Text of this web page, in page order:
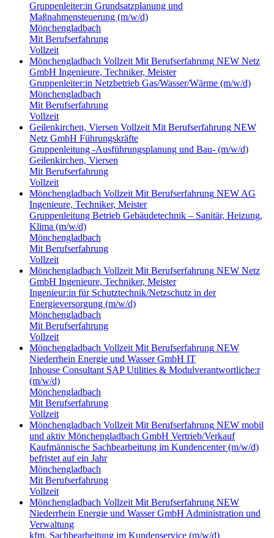
Gruppenleiter:in Grundsatzplanung und
Maßnahmensteuerung (m/w/d)
Mönchengladbach
Mit Berufserfahrung
Vollzeit
Mönchengladbach Vollzeit Mit Berufserfahrung NEW Netz
GmbH Ingenieure, Techniker, Meister
Gruppenleiter:in Netzbetrieb Gas/Wasser/Wärme (m/w/d)
Mönchengladbach
Mit Berufserfahrung
Vollzeit
Geilenkirchen, Viersen Vollzeit Mit Berufserfahrung NEW
Netz GmbH Führungskräfte
Gruppenleitung -Ausführungsplanung und Bau- (m/w/d)
Geilenkirchen, Viersen
Mit Berufserfahrung
Vollzeit
Mönchengladbach Vollzeit Mit Berufserfahrung NEW AG
Ingenieure, Techniker, Meister
Gruppenleitung Betrieb Gebäudetechnik – Sanitär, Heizung,
Klima (m/w/d)
Mönchengladbach
Mit Berufserfahrung
Vollzeit
Mönchengladbach Vollzeit Mit Berufserfahrung NEW Netz
GmbH Ingenieure, Techniker, Meister
Ingenieur:in für Schutztechnik/Netzschutz in der
Energieversorgung (m/w/d)
Mönchengladbach
Mit Berufserfahrung
Vollzeit
Mönchengladbach Vollzeit Mit Berufserfahrung NEW
Niederrhein Energie und Wasser GmbH IT
Inhouse Consultant SAP Utilities & Modulverantwortliche:r
(m/w/d)
Mönchengladbach
Mit Berufserfahrung
Vollzeit
Mönchengladbach Vollzeit Mit Berufserfahrung NEW mobil
und aktiv Mönchengladbach GmbH Vertrieb/Verkauf
Kaufmännische Sachbearbeitung im Kundencenter (m/w/d)
befristet auf ein Jahr
Mönchengladbach
Mit Berufserfahrung
Vollzeit
Mönchengladbach Vollzeit Mit Berufserfahrung NEW
Niederrhein Energie und Wasser GmbH Administration und
Verwaltung
kfm. Sachbearbeitung im Kundenservice (m/w/d)